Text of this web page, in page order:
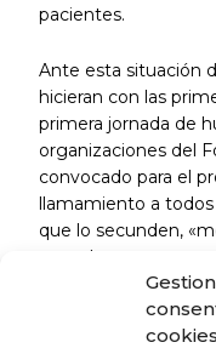
cookies
pacientes.
Ante esta situación
hicieran con las
primera jornada de
organizaciones del
convocado para el
llamamiento a
que lo secunden,
su rechazo a un
establecer las
reclaman», añaden.